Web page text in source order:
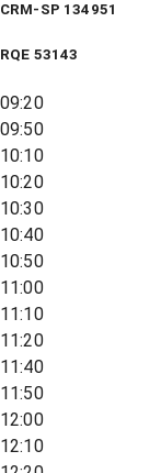
CRM-SP 134951
RQE 53143
09:20
09:50
10:10
10:20
10:30
10:40
10:50
11:00
11:10
11:20
11:40
11:50
12:00
12:10